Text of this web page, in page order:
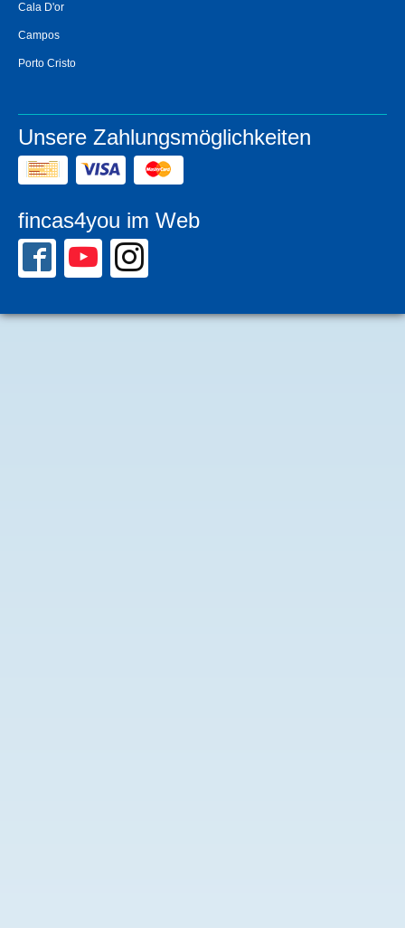
Cala D'or
Campos
Porto Cristo
Unsere Zahlungsmöglichkeiten
fincas4you im Web